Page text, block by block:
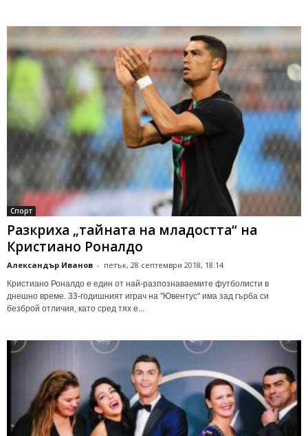
Спорт
Разкриха „тайната на младостта“ на
Кристиано Роналдо
Александър Иванов - петък, 28 септември 2018, 18:14
Кристиано Роналдо е един от най-разпознаваемите футболисти в
днешно време. 33-годишният играч на "Ювентус" има зад гърба си
безброй отличия, като сред тях е...